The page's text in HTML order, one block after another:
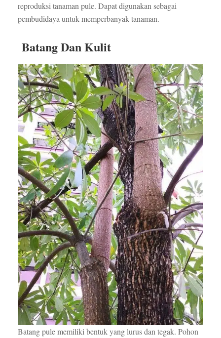
reproduksi tanaman pule. Dapat digunakan sebagai
pembudidaya untuk memperbanyak tanaman.
Batang Dan Kulit
Batang pule memiliki bentuk yang lurus dan tegak. Pohon